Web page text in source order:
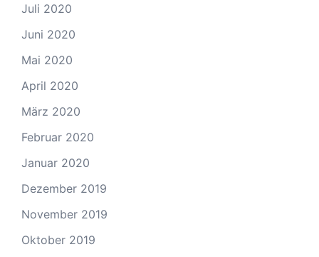
Juli 2020
Juni 2020
Mai 2020
April 2020
März 2020
Februar 2020
Januar 2020
Dezember 2019
November 2019
Oktober 2019